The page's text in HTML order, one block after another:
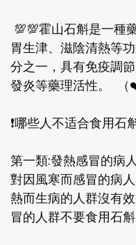
💯💯霍山石斛是一種
胃生津、滋陰清熱等
分之一，具有免疫調
發炎等藥理活性。 （
❗️哪些人不适合食用石
第一類:發熱感冒的病
對因風寒而感冒的病
熱而生病的人群沒有
冒的人群不要食用石斛